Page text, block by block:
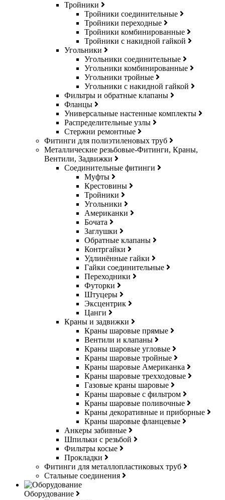
Тройники
Тройники соединительные
Тройники переходные
Тройники комбинированные
Тройники с накидной гайкой
Угольники
Угольники соединительные
Угольники комбинированные
Угольники тройные
Угольники с накидной гайкой
Фильтры и обратные клапаны
Фланцы
Универсальные настенные комплекты
Распределительные узлы
Стержни ремонтные
Фитинги для полиэтиленовых труб
Металлические резьбовые-Фитинги, Краны,
Вентили, Задвижки
Соединительные фитинги
Муфты
Крестовины
Тройники
Угольники
Американки
Бочата
Заглушки
Обратные клапаны
Контргайки
Удлинённые гайки
Гайки соединительные
Переходники
Футорки
Штуцеры
Эксцентрик
Цанги
Краны и задвижки
Краны шаровые прямые
Вентили и клапаны
Краны шаровые угловые
Краны шаровые тройные
Краны шаровые Американка
Краны шаровые трехходовые
Газовые краны шаровые
Краны шаровые с фильтром
Краны шаровые поливочные
Краны декоративные и приборные
Краны шаровые фланцевые
Анкеры забивные
Шпильки с резьбой
Фильтры косые
Прокладки
Фитинги для металлопластиковых труб
Стальные соединения
Оборудование